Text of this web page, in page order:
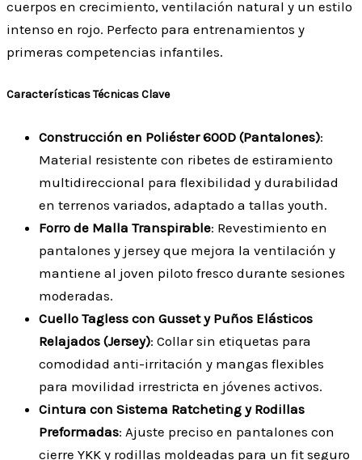
cuerpos en crecimiento, ventilación natural y un estilo
intenso en rojo. Perfecto para entrenamientos y
primeras competencias infantiles.
Características Técnicas Clave
Construcción en Poliéster 600D (Pantalones):
Material resistente con ribetes de estiramiento
multidireccional para flexibilidad y durabilidad
en terrenos variados, adaptado a tallas youth.
Forro de Malla Transpirable: Revestimiento en
pantalones y jersey que mejora la ventilación y
mantiene al joven piloto fresco durante sesiones
moderadas.
Cuello Tagless con Gusset y Puños Elásticos
Relajados (Jersey): Collar sin etiquetas para
comodidad anti-irritación y mangas flexibles
para movilidad irrestricta en jóvenes activos.
Cintura con Sistema Ratcheting y Rodillas
Preformadas: Ajuste preciso en pantalones con
cierre YKK y rodillas moldeadas para un fit seguro